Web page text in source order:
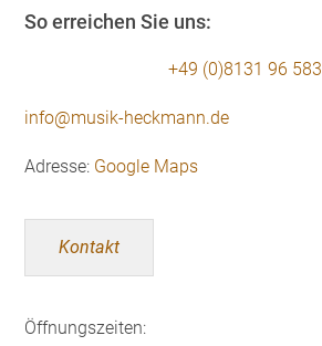
So erreichen Sie uns:
+49 (0)8131 96 583
info@musik-heckmann.de
Adresse: Google Maps
Kontakt
Öffnungszeiten: